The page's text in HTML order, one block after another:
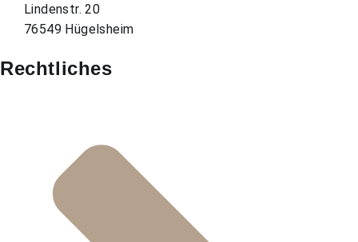
Lindenstr. 20
76549 Hügelsheim
Rechtliches